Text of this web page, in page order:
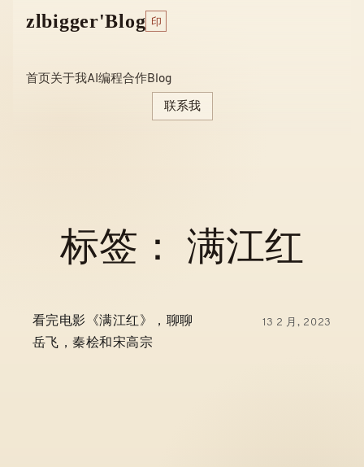
zlbigger'Blog 印
首页 关于我AI编程合作Blog
联系我
标签： 满江红
看完电影《满江红》，聊聊
岳飞，秦桧和宋高宗
13 2 月, 2023